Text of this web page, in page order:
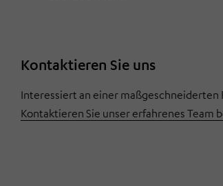
Kontaktieren Sie uns
Interessiert an einer
Kontaktieren Sie unser erfahrenes Team